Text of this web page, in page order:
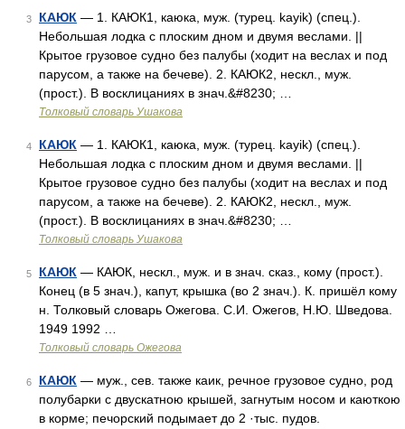
3 КАЮК — 1. КАЮК1, каюка, муж. (турец. kayik) (спец.).
Небольшая лодка с плоским дном и двумя веслами. ||
Крытое грузовое судно без палубы (ходит на веслах и под
парусом, а также на бечеве). 2. КАЮК2, нескл., муж.
(прост.). В восклицаниях в знач.&#8230; …
Толковый словарь Ушакова
4 КАЮК — 1. КАЮК1, каюка, муж. (турец. kayik) (спец.).
Небольшая лодка с плоским дном и двумя веслами. ||
Крытое грузовое судно без палубы (ходит на веслах и под
парусом, а также на бечеве). 2. КАЮК2, нескл., муж.
(прост.). В восклицаниях в знач.&#8230; …
Толковый словарь Ушакова
5 КАЮК — КАЮК, нескл., муж. и в знач. сказ., кому (прост.).
Конец (в 5 знач.), капут, крышка (во 2 знач.). К. пришёл кому
н. Толковый словарь Ожегова. С.И. Ожегов, Н.Ю. Шведова.
1949 1992 …
Толковый словарь Ожегова
6 КАЮК — муж., сев. также каик, речное грузовое судно, род
полубарки с двускатною крышей, загнутым носом и каюткою
в корме; печорский подымает до 2 ·тыс. пудов.